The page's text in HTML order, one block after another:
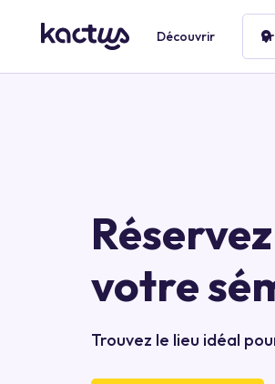
Découvrir
votre
Trouvez le lieu idéal